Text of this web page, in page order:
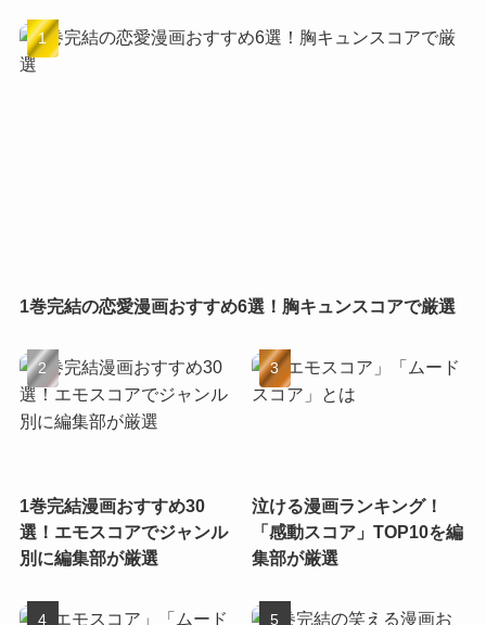
1巻完結の恋愛漫画おすすめ6選！胸キュンスコアで厳選
1巻完結漫画おすすめ30
選！エモスコアでジャンル
別に編集部が厳選
泣ける漫画ランキング！
「感動スコア」TOP10を編
集部が厳選